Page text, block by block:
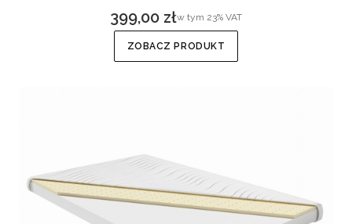
Cena brutto
399,00 złw tym %s VAT
w tym 23% VAT
ZOBACZ PRODUKT